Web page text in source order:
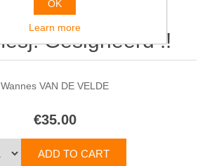
Gesigneerd !!
Wannes VAN DE VELDE
€35.00
OK
Learn more